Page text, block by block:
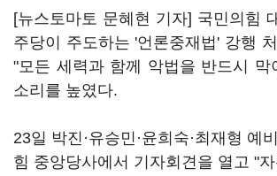
[뉴스토마토 문혜현 기자] 국민의힘
주당이 주도하는 '언론중재법' 강행
"모든 세력과 함께 악법을 반드시 막
소리를 높였다.
23일 박진·유승민·윤희숙·최재형 예
힘 중앙당사에서 기자회견을 열고 "